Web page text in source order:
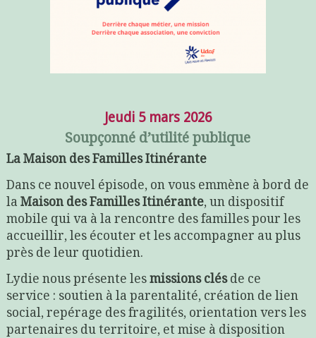
Jeudi 5 mars 2026
Soupçonné d’utilité publique
La Maison des Familles Itinérante
Dans ce nouvel épisode, on vous emmène à bord de
la Maison des Familles Itinérante, un dispositif
mobile qui va à la rencontre des familles pour les
accueillir, les écouter et les accompagner au plus
près de leur quotidien.
Lydie nous présente les missions clésde ce
service : soutien à la parentalité, création de lien
social, repérage des fragilités, orientation vers les
partenaires du territoire, et mise à disposition